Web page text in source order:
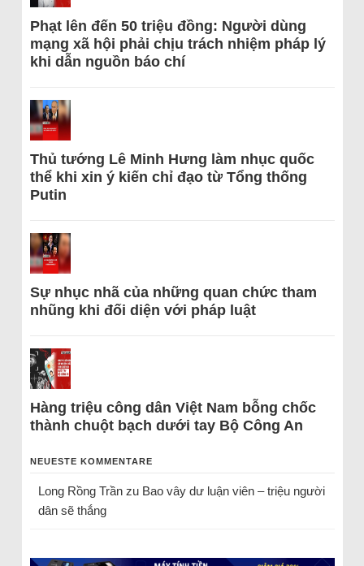
Phạt lên đến 50 triệu đồng: Người dùng
mạng xã hội phải chịu trách nhiệm pháp lý
khi dẫn nguồn báo chí
Thủ tướng Lê Minh Hưng làm nhục quốc
thể khi xin ý kiến chỉ đạo từ Tổng thống
Putin
Sự nhục nhã của những quan chức tham
nhũng khi đối diện với pháp luật
Hàng triệu công dân Việt Nam bỗng chốc
thành chuột bạch dưới tay Bộ Công An
NEUESTE KOMMENTARE
Long Rồng Trầnzu Bao vây dư luận viên – triệu người
dân sẽ thắng